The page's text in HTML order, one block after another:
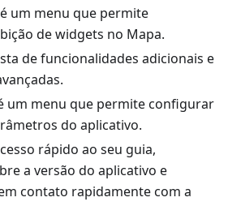
é um menu que permite
de widgets no Mapa.
de funcionalidades adicionais e
um menu que permite configurar
do aplicativo.
rápido ao seu guia,
a versão do aplicativo e
contato rapidamente com a